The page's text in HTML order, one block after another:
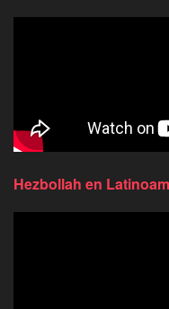
Hezbollah en